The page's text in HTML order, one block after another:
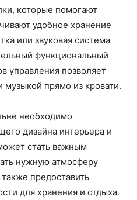
которые помогают
удобное хранение
или звуковая система
функциональный
управления позволяет
прямо из кровати.
необходимо
дизайна интерьера и
стать важным
нужную атмосферу
предоставить
для хранения и отдыха.